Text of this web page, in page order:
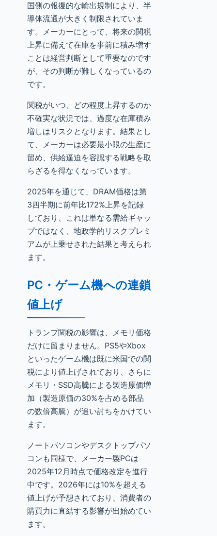
国側の報復的な輸出規制により、半
導体流通が大きく制限されていま
す。メーカーにとって、将来の関税
上昇に備えて在庫を事前に積み増す
ことは経営判断として重要なのです
が、その判断が難しくなっているの
です。
関税がいつ、どの程度上昇するのか
不確実な状況では、過度な在庫積み
増しはリスクとなります。結果とし
て、メーカーは必要最小限の生産に
留め、供給逼迫を容認する戦略を取
らざるを得なくなっています。
2025年を通じて、DRAM価格は第
3四半期に前年比172%上昇を記録
しており、これは単なる需給ギャッ
プではなく、地政学的リスクプレミ
アムが上乗せされた結果と考えられ
ます。
PC・ゲーム機への連鎖
値上げ
トランプ関税の影響は、メモリ価格
だけに留まりません。PS5やXbox
といったゲーム機は既に米国での関
税により値上げされており、さらに
メモリ・SSD高騰による製造原価増
加（製造原価の30%を占める部品
の数倍高騰）が追い討ちをかけてい
ます。
ノートパソコンやデスクトップパソ
コンも同様で、メーカー製PCは
2025年12月時点で価格改定を進行
中です。2026年には10%を超える
値上げが予想されており、消費者の
購買力に直結する影響が出始めてい
ます。